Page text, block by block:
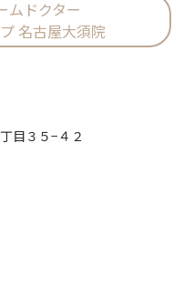
ムドクター
名古屋大須院
目３５−４２